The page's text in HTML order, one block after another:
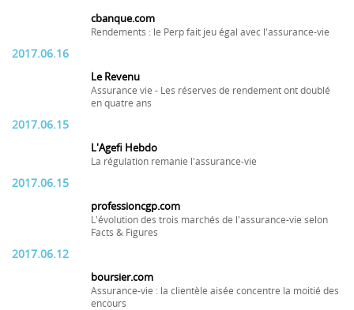
cbanque.com
Rendements : le Perp fait jeu égal avec l'assurance-vie
2017.06.16
Le Revenu
Assurance vie - Les réserves de rendement ont doublé
en quatre ans
2017.06.15
L'Agefi Hebdo
La régulation remanie l'assurance-vie
2017.06.15
professioncgp.com
L'évolution des trois marchés de l'assurance-vie selon
Facts & Figures
2017.06.12
boursier.com
Assurance-vie : la clientèle aisée concentre la moitié des
encours